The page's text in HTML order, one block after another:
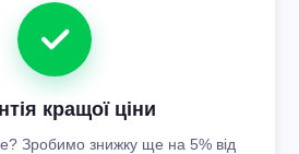
кращої ціни
Зробимо знижку ще на 5% від